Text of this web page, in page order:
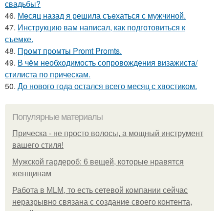
свадьбы?
46. Мeсяц назад я решила съeхаться с мужчиной.
47. Инструкцию вам написал, как подготовиться к
съемке.
48. Промт промты Promt Promts.
49. В чём необходимость сопровождения визажиста/
стилиста по прическам.
50. До нового года остался всего месяц с хвостиком.
Популярные материалы
Прическа - не просто волосы, а мощный инструмент
вашего стиля!
Мужской гардероб: 6 вещей, которые нравятся
женщинам
Работа в MLM, то есть сетевой компании сейчас
неразрывно связана с создание своего контента,